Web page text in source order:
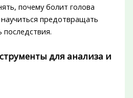
почему болит голова
предотвращать
для анализа и